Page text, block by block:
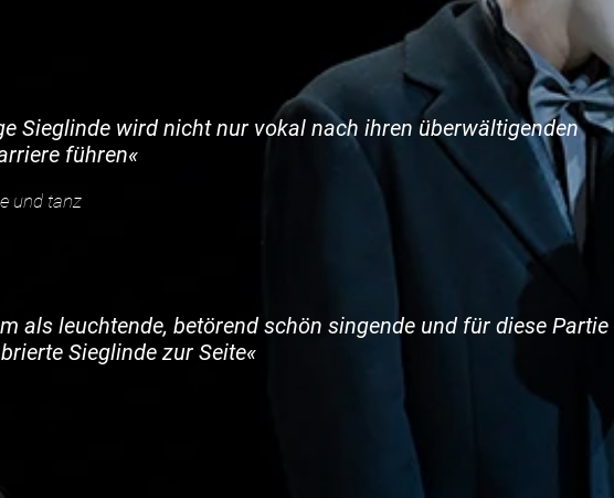
Sieglinde wird nicht nur vokal nach ihren überwältigenden
führen«
und tanz
als leuchtende, betörend schön singende und für diese Partie
Sieglinde zur Seite«